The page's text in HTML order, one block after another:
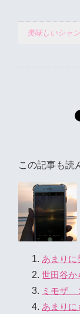
美味しいシャ
この記事も読
あまり
世田谷
ミモザ
あまり